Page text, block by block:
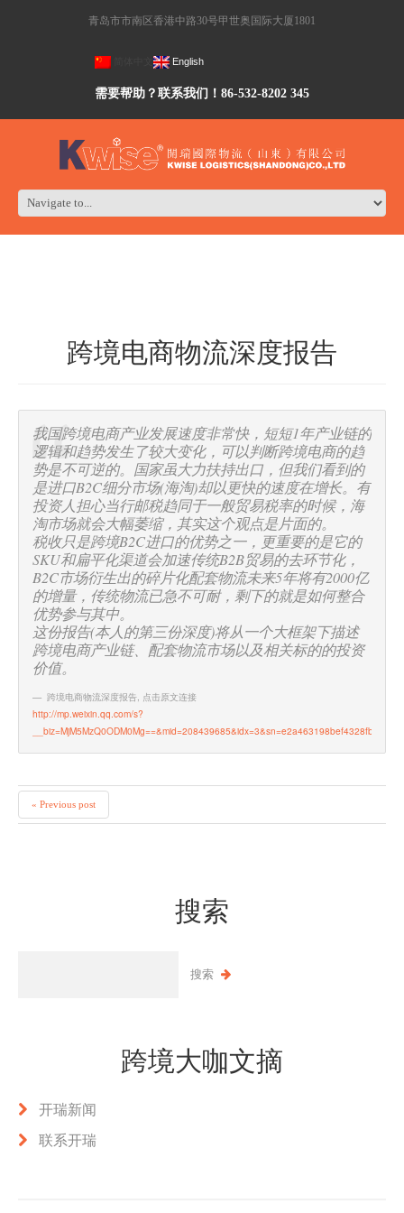
青岛市市南区香港中路30号甲世奥国际大厦1801
English
需要帮助？联系我们！86-532-8202 345
跨境电商物流深度报告
我国跨境电商产业发展速度非常快，短短1年产业链的
逻辑和趋势发生了较大变化，可以判断跨境电商的趋
势是不可逆的。国家虽大力扶持出口，但我们看到的
是进口B2C细分市场(海淘)却以更快的速度在增长。有
投资人担心当行邮税趋同于一般贸易税率的时候，海
淘市场就会大幅萎缩，其实这个观点是片面的。
税收只是跨境B2C进口的优势之一，更重要的是它的
SKU和扁平化渠道会加速传统B2B贸易的去环节化，
B2C市场衍生出的碎片化配套物流未来5年将有2000亿
的增量，传统物流已急不可耐，剩下的就是如何整合
优势参与其中。
这份报告(本人的第三份深度)将从一个大框架下描述
跨境电商产业链、配套物流市场以及相关标的的投资
价值。
跨境电商物流深度报告, 点击原文连接
http://mp.weixin.qq.com/s?
« Previous post
搜索
跨境大咖文摘
开瑞新闻
联系开瑞